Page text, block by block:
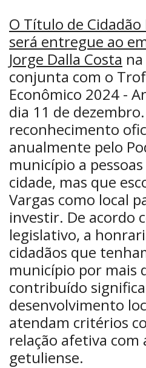
O Título de
será entregue ao
Jorge Dalla Costa
conjunta com o
Econômico 2024 -
dia 11 de
reconhecimento
anualmente pelo
município a
cidade, mas que
Vargas como local
investir. De acordo
legislativo, a
cidadãos que
município por mais
contribuído
desenvolvimento
atendam critérios
relação afetiva com
getuliense.